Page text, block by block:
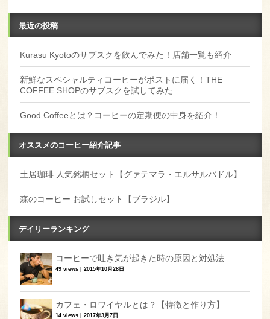
最近の投稿
Kurasu Kyotoのサブスクを飲んでみた！店舗一覧も紹介
新鮮なスペシャルティコーヒーがポストに届く！THE
COFFEE SHOPのサブスクを試してみた
Good Coffeeとは？コーヒーの定期便の中身を紹介！
オススメのコーヒー紹介記事
土居珈琲 人気銘柄セット【グァテマラ・エルサルバドル】
森のコーヒー お試しセット【ブラジル】
デイリーランキング
コーヒーで吐き気が起きた時の原因と対処法
49 views |2015年10月28日
カフェ・ロワイヤルとは？【特徴と作り方】
14 views |2017年3月7日